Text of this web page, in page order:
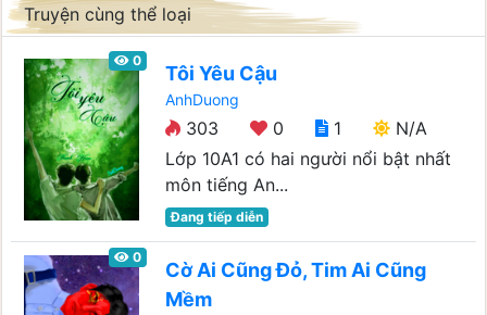
Truyện cùng thể loại
0
Tôi Yêu Cậu
AnhDuong
303 0 1
N/A
Lớp 10A1 có hai người nổi bật nhất
môn tiếng An...
Đang tiếp diễn
0
Cờ Ai Cũng Đỏ, Tim Ai Cũng
Mềm